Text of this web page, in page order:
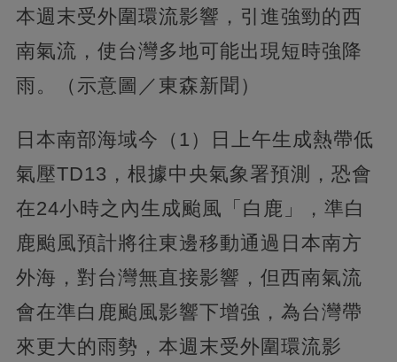
本週末受外圍環流影響，引進強勁的西
南氣流，使台灣多地可能出現短時強降
雨。（示意圖／東森新聞）
日本南部海域今（1）日上午生成熱帶低
氣壓TD13，根據中央氣象署預測，恐會
在24小時之內生成颱風「白鹿」，準白
鹿颱風預計將往東邊移動通過日本南方
外海，對台灣無直接影響，但西南氣流
會在準白鹿颱風影響下增強，為台灣帶
來更大的雨勢，本週末受外圍環流影